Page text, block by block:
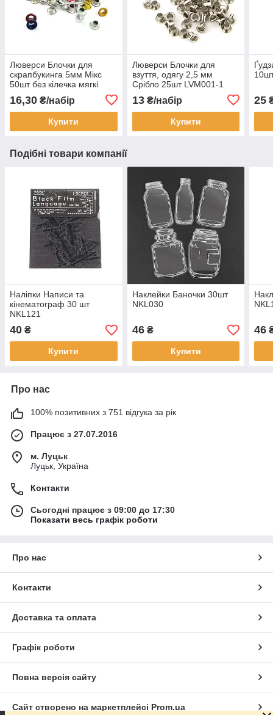
Люверси Блочки для
скрапбукинга 5мм Мікс
50шт без кілечка мягкі
16,30 ₴/набір
Купити
Люверси Блочки для
взуття, одягу 2,5 мм
Срібло 25шт LVM001-1
13₴/набір
Купити
25
Подібні товари компанії
Наліпки Написи та
кінематограф 30 шт
NKL121
40 ₴
Купити
Наклейки Баночки 30шт
NKL030
46₴
Купити
46
Про нас
100% позитивних з 751 відгука за рік
Працює з 27.07.2016
м. Луцьк
Луцьк, Україна
Контакти
Сьогодні працює з 09:00 до 17:30
Показати весь графік роботи
Про нас
Контакти
Доставка та оплата
Графік роботи
Повна версія сайту
Сайт створено на маркетплейсі Prom.ua